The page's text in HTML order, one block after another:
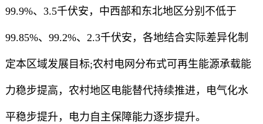
99.9%、3.5千伏安，中西部和东北地区分别不低于
99.85%、99.2%、2.3千伏安，各地结合实际差异化制
定本区域发展目标;农村电网分布式可再生能源承载能
力稳步提高，农村地区电能替代持续推进，电气化水
平稳步提升，电力自主保障能力逐步提升。